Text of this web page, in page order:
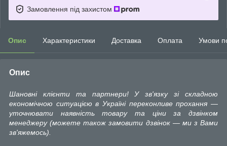
Замовлення під захистом
Опис Характеристики Доставка Оплата Умови
Опис
Шановні клієнти та партнери! У зв'язку зі складною
економічною ситуацією в Україні переконливе прохання —
уточнювати наявність товару та ціни за дзвінком
менеджеру (можете також замовити дзвінок — ми з Вами
зв'яжемось).